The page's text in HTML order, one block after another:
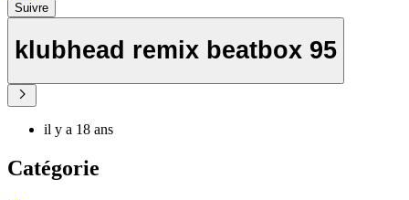
Suivre
klubhead remix beatbox 95
il y a 18 ans
Catégorie